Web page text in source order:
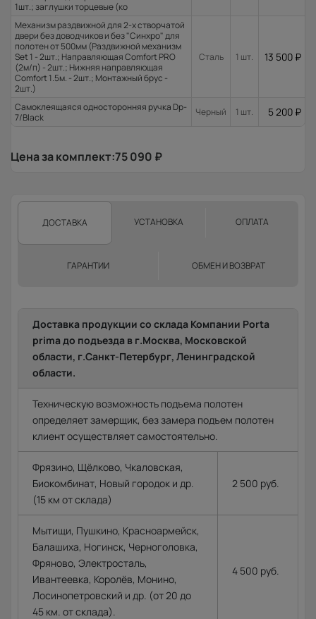
1шт.; заглушки торцевые (ко
Механизм раздвижной для 2-х створчатой
двери без доводчиков и без "Синхро" для
полотен от 500мм (Раздвижной механизм
Set 1 - 2шт.; Направляющая Comfort PRO
(2м/п) - 2шт.; Нижняя направляющая
Comfort 1.5м. - 2шт.; Монтажный брус -
2шт.)
Сталь 1 шт. 13 500 ₽
Самоклеящаяся односторонняя ручка Dp-
7/Black
Черный 1 шт. 5 200 ₽
Цена за комплект:75 090 ₽
ДОСТАВКА УСТАНОВКА ОПЛАТА
ГАРАНТИИ ОБМЕН И ВОЗВРАТ
Доставка продукции со склада Компании Porta
prima до подъезда в г.Москва, Московской
области, г.Санкт-Петербург, Ленинградской
области.
Техническую возможность подъема полотен
определяет замерщик, без замера подъем полотен
клиент осуществляет самостоятельно.
Фрязино, Щёлково, Чкаловская,
Биокомбинат, Новый городок и др.
(15 км от склада)
2 500 руб.
Мытищи, Пушкино, Красноармейск,
Балашиха, Ногинск, Черноголовка,
Фряново, Электросталь,
Ивантеевка, Королёв, Монино,
Лосинопетровский и др. (от 20 до
45 км. от склада).
4 500 руб.